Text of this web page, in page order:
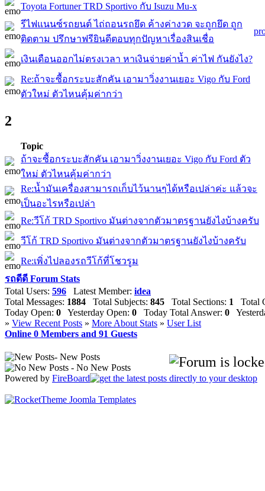
Toyota Fortuner TRD Sportivo กับ Isuzu Mu-x
รีไฟแนนซ์รถยนต์ ไถ่ถอนรถยึด ค้างค่างวด จะถูกยึด ถูก
ติดตาม ปรึกษาฟรียินดีตอบทุกปัญหาเรื่องสินเชื่อ
เงินเดือนออกไม่ตรงเวลา หาเงินจ่ายค่าน้ำ ค่าไฟ กันยังไง?
Re:ถ้าจะซื้อกระบะสักคัน เอามาวิ่งงานเยอะ Vigo กับ Ford
ตัวใหม่ ตัวไหนคุ้มค่ากว่า
2
Topic
ถ้าจะซื้อกระบะสักคัน เอามาวิ่งงานเยอะ Vigo กับ Ford ตัว
ใหม่ ตัวไหนคุ้มค่ากว่า
Re:น้ำมันเครื่องสามารถเก็บไว้นานๆได้หรือเปล่าค่ะ แล้วจะ
เป็นอะไรหรือเปล่า
Re:วีโก้ TRD Sportivo มันต่างจากตัวมาตรฐานยังไงบ้างครับ
วีโก้ TRD Sportivo มันต่างจากตัวมาตรฐานยังไงบ้างครับ
Re:เพิ่งไปลองรถวีโก้ที่โชวรูม
รถดีดี Forum Stats
Total Users: 596 Latest Member: idea
Total Messages: 1884 Total Subjects: 845 Total Sections: 1
Total
Today Open: 0 Yesterday Open: 0 Today Total Answer: 0
» View Recent Posts » More About Stats » User List
Online 0 Members and 91 Guests
- New Posts
- No New Posts
Powered by FireBoard